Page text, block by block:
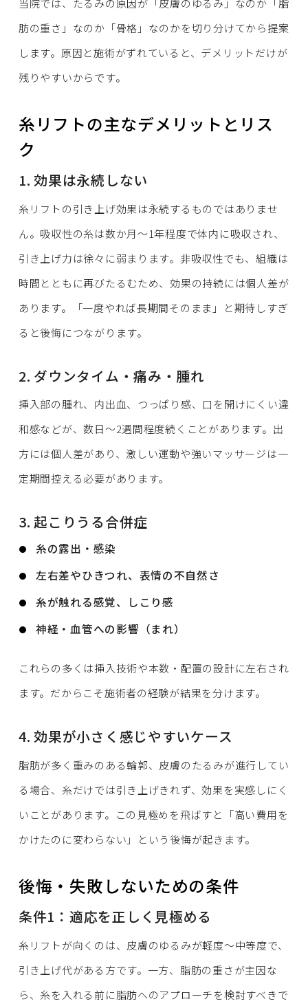
当院では、たるみの原因が「皮膚のゆるみ」なのか「脂
肪の重さ」なのか「骨格」なのかを切り分けてから提案
します。原因と施術がずれていると、デメリットだけが
残りやすいからです。
糸リフトの主なデメリットとリス
ク
1. 効果は永続しない
糸リフトの引き上げ効果は永続するものではありませ
ん。吸収性の糸は数か月〜1年程度で体内に吸収され、
引き上げ力は徐々に弱まります。非吸収性でも、組織は
時間とともに再びたるむため、効果の持続には個人差が
あります。「一度やれば長期間そのまま」と期待しすぎ
ると後悔につながります。
2. ダウンタイム・痛み・腫れ
挿入部の腫れ、内出血、つっぱり感、口を開けにくい違
和感などが、数日〜2週間程度続くことがあります。出
方には個人差があり、激しい運動や強いマッサージは一
定期間控える必要があります。
3. 起こりうる合併症
糸の露出・感染
左右差やひきつれ、表情の不自然さ
糸が触れる感覚、しこり感
神経・血管への影響（まれ）
これらの多くは挿入技術や本数・配置の設計に左右され
ます。だからこそ施術者の経験が結果を分けます。
4. 効果が小さく感じやすいケース
脂肪が多く重みのある輪郭、皮膚のたるみが進行してい
る場合、糸だけでは引き上げきれず、効果を実感しにく
いことがあります。この見極めを飛ばすと「高い費用を
かけたのに変わらない」という後悔が起きます。
後悔・失敗しないための条件
条件1：適応を正しく見極める
糸リフトが向くのは、皮膚のゆるみが軽度〜中等度で、
引き上げ代がある方です。一方、脂肪の重さが主因な
ら、糸を入れる前に脂肪へのアプローチを検討すべきで